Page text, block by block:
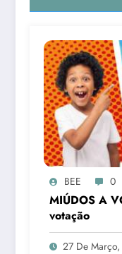
BEE 0
MIÚDOS A
votação
27 De